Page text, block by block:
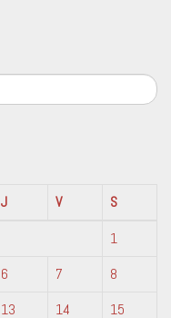
J V
S
1
6 7
8
13 14
15